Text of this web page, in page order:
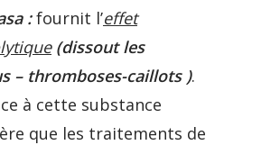
:fournit l’effet
(dissout les
– thromboses-caillots ).
à cette substance
que les traitements de